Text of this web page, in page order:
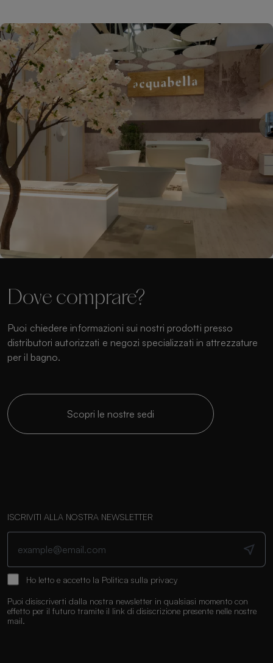
Dove comprare?
Puoi chiedere informazioni sui nostri prodotti presso
distributori autorizzati e negozi specializzati in attrezzature
per il bagno.
Scopri le nostre sedi
ISCRIVITI ALLA NOSTRA NEWSLETTER
Ho letto e accetto la Politica sulla privacy
Puoi disiscriverti dalla nostra newsletter in qualsiasi momento con
effetto per il futuro tramite il link di disiscrizione presente nelle nostre
mail.